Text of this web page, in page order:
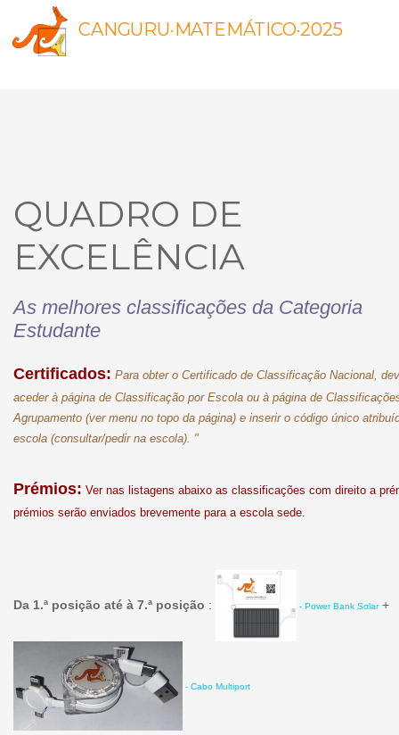
CANGURU·MATEMÁTICO·2025
QUADRO DE
EXCELÊNCIA
As melhores classificações da Categoria
Estudante
Certificados: Para obter o Certificado de Classificação Nacional,
aceder à página de Classificação por Escola ou à página de
Agrupamento (ver menu no topo da página) e inserir o código único
escola (consultar/pedir na escola). "
Prémios: Ver nas listagens abaixo as classificações com direito a
prémios serão enviados brevemente para a escola sede.
Da 1.ª posição até à 7.ª posição : - Power Bank Solar+
- Cabo Multiport